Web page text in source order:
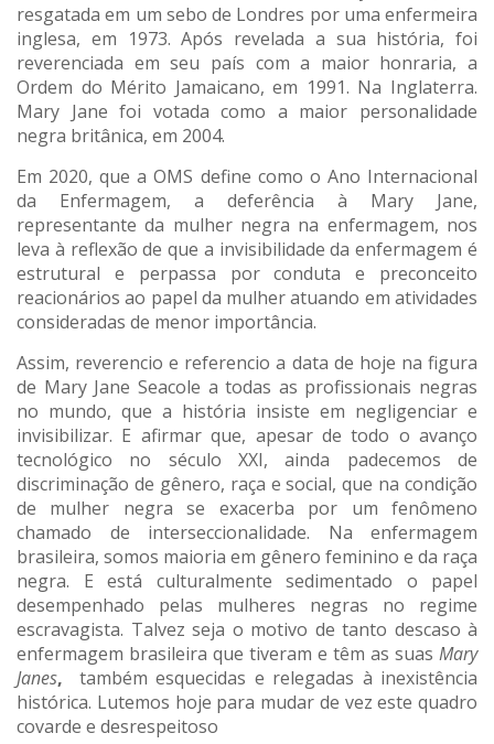
resgatada em um sebo de Londres por uma enfermeira
inglesa, em 1973. Após revelada a sua história, foi
reverenciada em seu país com a maior honraria, a
Ordem do Mérito Jamaicano, em 1991. Na Inglaterra.
Mary Jane foi votada como a maior personalidade
negra britânica, em 2004.
Em 2020, que a OMS define como o Ano Internacional
da Enfermagem, a deferência à Mary Jane,
representante da mulher negra na enfermagem, nos
leva à reflexão de que a invisibilidade da enfermagem é
estrutural e perpassa por conduta e preconceito
reacionários ao papel da mulher atuando em atividades
consideradas de menor importância.
Assim, reverencio e referencio a data de hoje na figura
de Mary Jane Seacole a todas as profissionais negras
no mundo, que a história insiste em negligenciar e
invisibilizar. E afirmar que, apesar de todo o avanço
tecnológico no século XXI, ainda padecemos de
discriminação de gênero, raça e social, que na condição
de mulher negra se exacerba por um fenômeno
chamado de interseccionalidade. Na enfermagem
brasileira, somos maioria em gênero feminino e da raça
negra. E está culturalmente sedimentado o papel
desempenhado pelas mulheres negras no regime
escravagista. Talvez seja o motivo de tanto descaso à
enfermagem brasileira que tiveram e têm as suas Mary
Janes,
também esquecidas e relegadas à inexistência
histórica. Lutemos hoje para mudar de vez este quadro
covarde e desrespeitoso